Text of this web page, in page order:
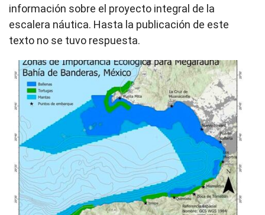
información sobre el proyecto integral de la
escalera náutica. Hasta la publicación de este
texto no se tuvo respuesta.